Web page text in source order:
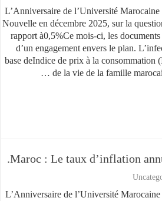
L’Anniversaire de l’Université
Nouvelle en décembre 2025, sur la
rapport à0,5%Ce mois-ci, les
d’un engagement envers le
base deIndice de prix à la
de la vie de la famille
Maroc : Le taux
L’Anniversaire de l’Université